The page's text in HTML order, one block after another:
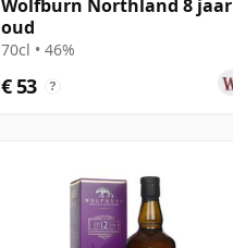
Wolfburn Northland 8 jaar
oud
70cl • 46%
€ 53 ?